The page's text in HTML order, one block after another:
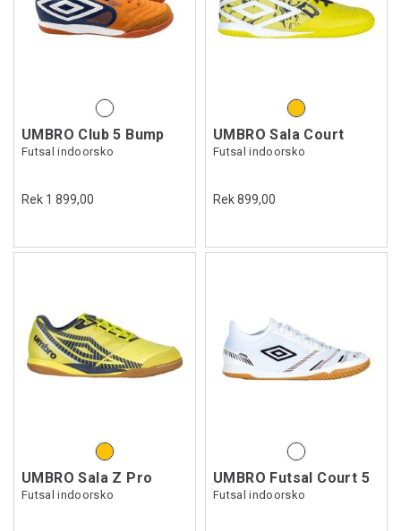
UMBRO Club 5 Bump
Futsal indoorsko
Rek 1 899,00
UMBRO Sala Court
Futsal indoorsko
Rek 899,00
UMBRO Sala Z Pro
Futsal indoorsko
UMBRO Futsal Court 5
Futsal indoorsko